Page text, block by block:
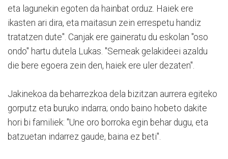
eta lagunekin egoten da hainbat orduz. Haiek ere
ikasten ari dira, eta maitasun zein errespetu handiz
tratatzen dute". Canjak ere gaineratu du eskolan "oso
ondo" hartu dutela Lukas. "Semeak gelakideei azaldu
die bere egoera zein den, haiek ere uler dezaten".
Jakinekoa da beharrezkoa dela bizitzan aurrera egiteko
gorputz eta buruko indarra; ondo baino hobeto dakite
hori bi familiek: "Une oro borroka egin behar dugu, eta
batzuetan indarrez gaude, baina ez beti".